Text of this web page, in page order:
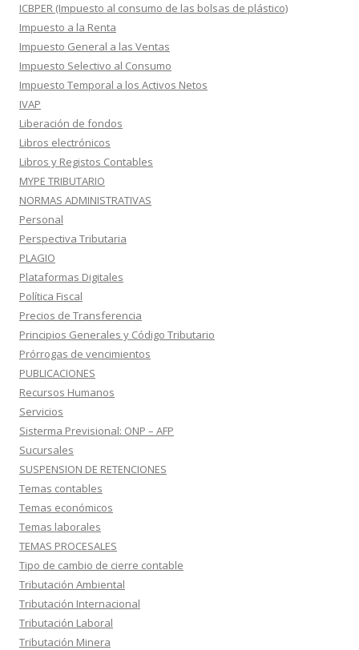
ICBPER (Impuesto al consumo de las bolsas de plástico)
Impuesto a la Renta
Impuesto General a las Ventas
Impuesto Selectivo al Consumo
Impuesto Temporal a los Activos Netos
IVAP
Liberación de fondos
Libros electrónicos
Libros y Registos Contables
MYPE TRIBUTARIO
NORMAS ADMINISTRATIVAS
Personal
Perspectiva Tributaria
PLAGIO
Plataformas Digitales
Política Fiscal
Precios de Transferencia
Principios Generales y Código Tributario
Prórrogas de vencimientos
PUBLICACIONES
Recursos Humanos
Servicios
Sisterma Previsional: ONP – AFP
Sucursales
SUSPENSION DE RETENCIONES
Temas contables
Temas económicos
Temas laborales
TEMAS PROCESALES
Tipo de cambio de cierre contable
Tributación Ambiental
Tributación Internacional
Tributación Laboral
Tributación Minera